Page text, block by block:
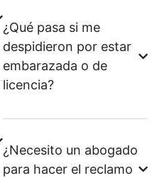
¿Qué pasa si me
despidieron por estar
embarazada o de
licencia?
¿Necesito un abogado
para hacer el reclamo